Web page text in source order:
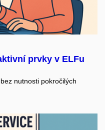
prvky v ELFu
nutnosti pokročilých